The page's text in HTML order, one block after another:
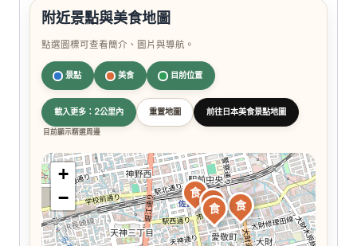
附近景點與美食地圖
點選圖標可查看簡介、圖片與導航。
景點 美食 目前位置
載入更多：2公里內 重置地圖 前往日本美食景點地圖
目前顯示精選周邊
食
食
食 食
+
−